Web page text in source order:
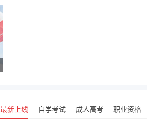
最新上线 自学考试 成人高考 职业资格